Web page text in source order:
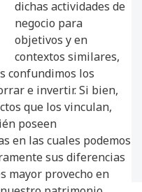
dichas actividades de
negocio para
objetivos y en
contextos similares,
confundimos los
e invertir. Si bien,
que los vinculan,
poseen
en las cuales podemos
sus diferencias
mayor provecho en